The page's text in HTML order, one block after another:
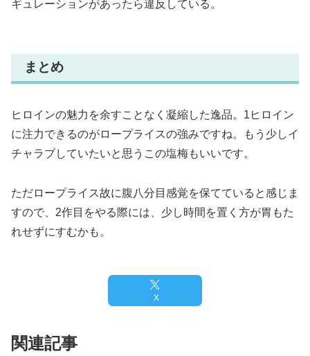
ギュレーションがあったら違反している。
まとめ
ヒロインの魅力を余すことなく凝縮した逸品。1ヒロイン
に注力できるのがロープライスの強みですね。もう少しイ
チャラブしていたいと思うこの塩梅もいいです。
ただロープライス故に腹八分目感覚を保てていると感じま
すので、2作目をやる際には、少し時間を置く方が胃もた
れせずにすむかも。
X
関連記事